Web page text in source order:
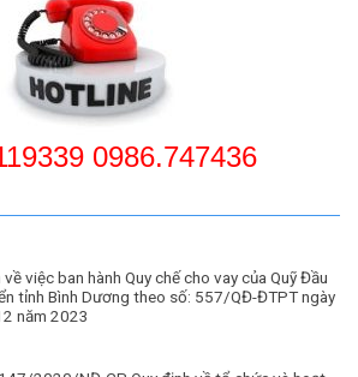
0986.747436
việc ban hành Quy chế cho vay của Quỹ Đầu
tỉnh Bình Dương theo số: 557/QĐ-ĐTPT ngày
năm 2023